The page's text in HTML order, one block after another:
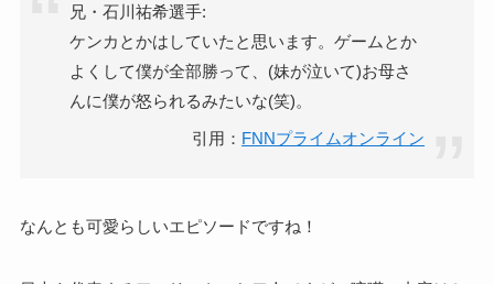
兄・石川祐希選手:
ケンカとかはしていたと思います。ゲームとか
よくして僕が全部勝って、(妹が泣いて)お母さ
んに僕が怒られるみたいな(笑)。
引用： FNNプライムオンライン
なんとも可愛らしいエピソードですね！